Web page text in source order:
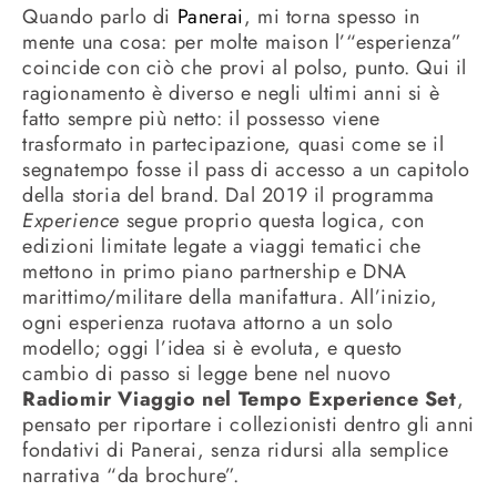
Quando parlo di Panerai, mi torna spesso in
mente una cosa: per molte maison l’“esperienza”
coincide con ciò che provi al polso, punto. Qui il
ragionamento è diverso e negli ultimi anni si è
fatto sempre più netto: il possesso viene
trasformato in partecipazione, quasi come se il
segnatempo fosse il pass di accesso a un capitolo
della storia del brand. Dal 2019 il programma
Experience segue proprio questa logica, con
edizioni limitate legate a viaggi tematici che
mettono in primo piano partnership e DNA
marittimo/militare della manifattura. All’inizio,
ogni esperienza ruotava attorno a un solo
modello; oggi l’idea si è evoluta, e questo
cambio di passo si legge bene nel nuovo
Radiomir Viaggio nel Tempo Experience Set,
pensato per riportare i collezionisti dentro gli anni
fondativi di Panerai, senza ridursi alla semplice
narrativa “da brochure”.